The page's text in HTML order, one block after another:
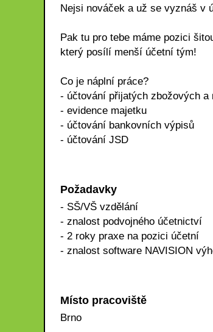
Nejsi nováček a už se vyznáš v
Pak tu pro tebe máme pozici
který posílí menší účetní tým!
Co je náplní práce?
- účtování přijatých zbožových
- evidence majetku
- účtování bankovních výpisů
- účtování JSD
Požadavky
- SŠ/VŠ vzdělání
- znalost podvojného účetnictví
- 2 roky praxe na pozici účetní
- znalost software NAVISION
Místo pracoviště
Brno